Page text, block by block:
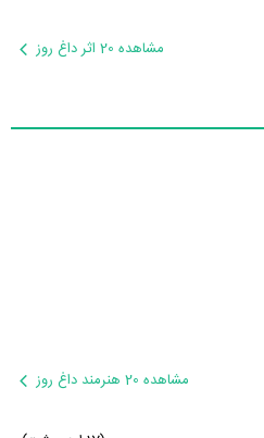
مشاهده 20 اثر داغ روز
مشاهده 20 هنرمند داغ روز